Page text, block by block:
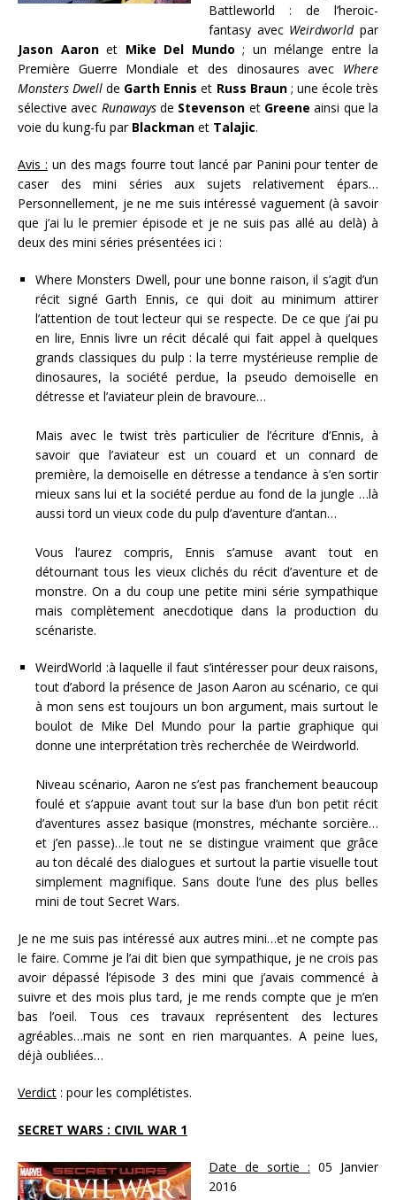
Battleworld : de l’heroic-
fantasy avec Weirdworldpar
Jason Aaronet Mike Del Mundo ; un mélange entre la
Première Guerre Mondiale et des dinosaures avec Where
Monsters Dwellde Garth Ennis et Russ Braun ; une école très
sélective avec Runawaysde Stevenson et Greene ainsi que la
voie du kung-fu par Blackman et Talajic.
Avis : un des mags fourre tout lancé par Panini pour tenter de
caser des mini séries aux sujets relativement épars…
Personnellement, je ne me suis intéressé vaguement (à savoir
que j’ai lu le premier épisode et je ne suis pas allé au delà) à
deux des mini séries présentées ici :
Where Monsters Dwell, pour une bonne raison, il s’agit d’un
récit signé Garth Ennis, ce qui doit au minimum attirer
l’attention de tout lecteur qui se respecte. De ce que j’ai pu
en lire, Ennis livre un récit décalé qui fait appel à quelques
grands classiques du pulp : la terre mystérieuse remplie de
dinosaures, la société perdue, la pseudo demoiselle en
détresse et l’aviateur plein de bravoure…
Mais avec le twist très particulier de l’écriture d’Ennis, à
savoir que l’aviateur est un couard et un connard de
première, la demoiselle en détresse a tendance à s’en sortir
mieux sans lui et la société perdue au fond de la jungle …là
aussi tord un vieux code du pulp d’aventure d’antan…
Vous l’aurez compris, Ennis s’amuse avant tout en
détournant tous les vieux clichés du récit d’aventure et de
monstre. On a du coup une petite mini série sympathique
mais complètement anecdotique dans la production du
scénariste.
WeirdWorld :à laquelle il faut s’intéresser pour deux raisons,
tout d’abord la présence de Jason Aaron au scénario, ce qui
à mon sens est toujours un bon argument, mais surtout le
boulot de Mike Del Mundo pour la partie graphique qui
donne une interprétation très recherchée de Weirdworld.
Niveau scénario, Aaron ne s’est pas franchement beaucoup
foulé et s’appuie avant tout sur la base d’un bon petit récit
d’aventures assez basique (monstres, méchante sorcière…
et j’en passe)…le tout ne se distingue vraiment que grâce
au ton décalé des dialogues et surtout la partie visuelle tout
simplement magnifique. Sans doute l’une des plus belles
mini de tout Secret Wars.
Je ne me suis pas intéressé aux autres mini…et ne compte pas
le faire. Comme je l’ai dit bien que sympathique, je ne crois pas
avoir dépassé l’épisode 3 des mini que j’avais commencé à
suivre et des mois plus tard, je me rends compte que je m’en
bas l’oeil. Tous ces travaux représentent des lectures
agréables…mais ne sont en rien marquantes. A peine lues,
déjà oubliées…
Verdict : pour les complétistes.
SECRET WARS : CIVIL WAR 1
Date de sortie : 05 Janvier
2016